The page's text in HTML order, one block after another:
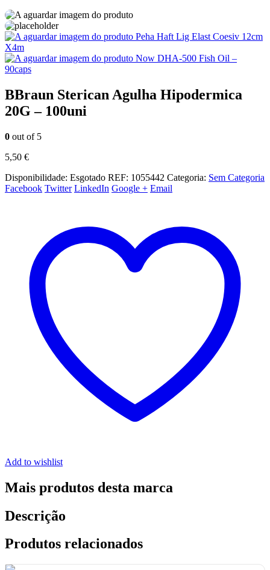
Peha Haft Lig Elast Coesiv 12cm
X4m
Now DHA-500 Fish Oil –
90caps
BBraun Sterican Agulha Hipodermica
20G – 100uni
0 out of 5
5,50 €
Disponibilidade: Esgotado REF: 1055442 Categoria: Sem Categoria
Facebook Twitter LinkedIn Google + Email
Add to wishlist
Mais produtos desta marca
Descrição
Produtos relacionados